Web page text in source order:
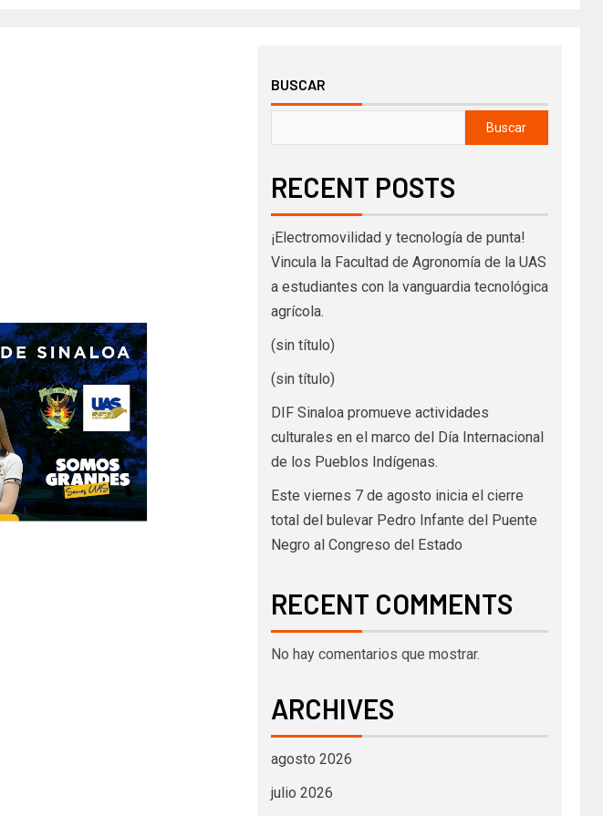
BUSCAR
Buscar
RECENT POSTS
¡Electromovilidad y tecnología de punta!
Vincula la Facultad de Agronomía de la UAS
a estudiantes con la vanguardia tecnológica
agrícola.
(sin título)
(sin título)
DIF Sinaloa promueve actividades
culturales en el marco del Día Internacional
de los Pueblos Indígenas.
Este viernes 7 de agosto inicia el cierre
total del bulevar Pedro Infante del Puente
Negro al Congreso del Estado
RECENT COMMENTS
No hay comentarios que mostrar.
ARCHIVES
agosto 2026
julio 2026